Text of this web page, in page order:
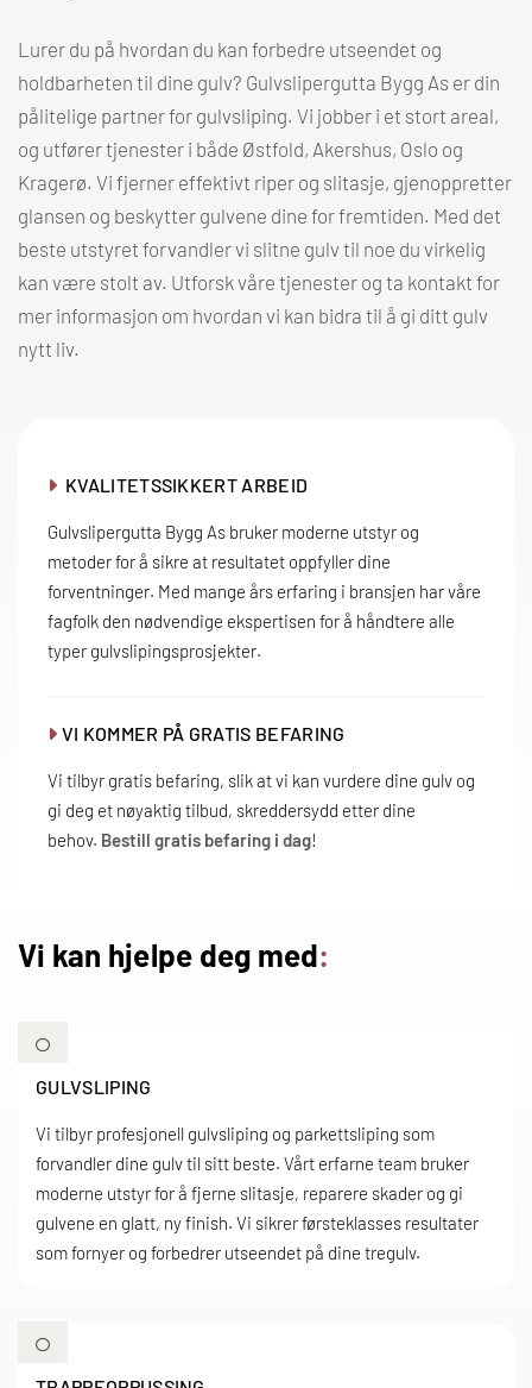
Lurer du på hvordan du kan forbedre utseendet og
holdbarheten til dine gulv? Gulvslipergutta Bygg As er din
pålitelige partner for gulvsliping. Vi jobber i et stort areal,
og utfører tjenester i både Østfold, Akershus, Oslo og
Kragerø. Vi fjerner effektivt riper og slitasje, gjenoppretter
glansen og beskytter gulvene dine for fremtiden. Med det
beste utstyret forvandler vi slitne gulv til noe du virkelig
kan være stolt av. Utforsk våre tjenester og ta kontakt for
mer informasjon om hvordan vi kan bidra til å gi ditt gulv
nytt liv.
 KVALITETSSIKKERT ARBEID
Gulvslipergutta Bygg As bruker moderne utstyr og
metoder for å sikre at resultatet oppfyller dine
forventninger. Med mange års erfaring i bransjen har våre
fagfolk den nødvendige ekspertisen for å håndtere alle
typer gulvslipingsprosjekter.
 VI KOMMER PÅ GRATIS BEFARING
Vi tilbyr gratis befaring, slik at vi kan vurdere dine gulv og
gi deg et nøyaktig tilbud, skreddersydd etter dine
behov. Bestill gratis befaring i dag!
Vi kan hjelpe deg med:

GULVSLIPING
Vi tilbyr profesjonell gulvsliping og parkettsliping som
forvandler dine gulv til sitt beste. Vårt erfarne team bruker
moderne utstyr for å fjerne slitasje, reparere skader og gi
gulvene en glatt, ny finish. Vi sikrer førsteklasses resultater
som fornyer og forbedrer utseendet på dine tregulv.
